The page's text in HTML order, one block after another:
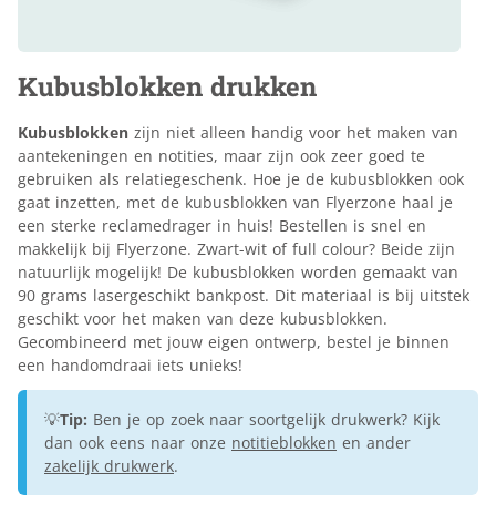
Kubusblokken drukken
Kubusblokken zijn niet alleen handig voor het maken van
aantekeningen en notities, maar zijn ook zeer goed te
gebruiken als relatiegeschenk. Hoe je de kubusblokken ook
gaat inzetten, met de kubusblokken van Flyerzone haal je
een sterke reclamedrager in huis! Bestellen is snel en
makkelijk bij Flyerzone. Zwart-wit of full colour? Beide zijn
natuurlijk mogelijk! De kubusblokken worden gemaakt van
90 grams lasergeschikt bankpost. Dit materiaal is bij uitstek
geschikt voor het maken van deze kubusblokken.
Gecombineerd met jouw eigen ontwerp, bestel je binnen
een handomdraai iets unieks!
💡Tip: Ben je op zoek naar soortgelijk drukwerk? Kijk
dan ook eens naar onze notitieblokken en ander
zakelijk drukwerk.